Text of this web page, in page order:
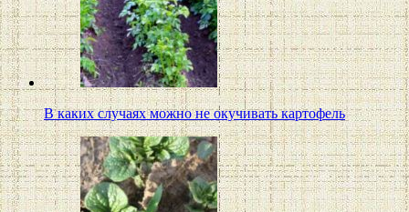
В каких случаях можно не окучивать картофель